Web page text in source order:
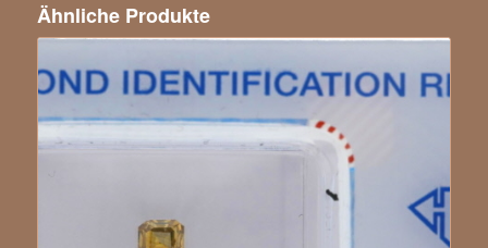
Ähnliche Produkte